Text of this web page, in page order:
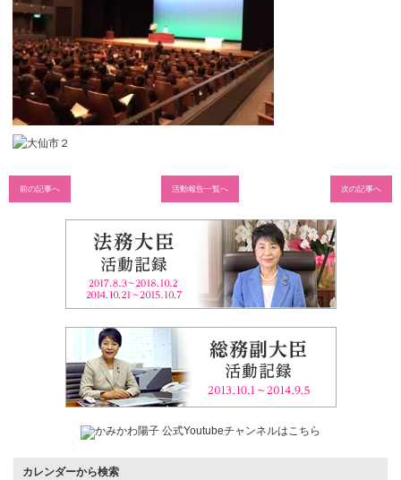
前の記事へ 活動報告一覧へ 次の記事へ
カレンダーから検索